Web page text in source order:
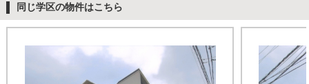
同じ学区の物件はこちら